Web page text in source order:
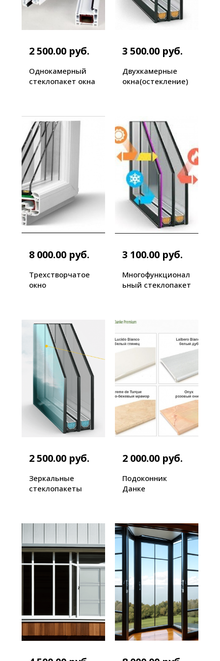
2 500.00 руб.
Однокамерный
стеклопакет окна
3 500.00 руб.
Двухкамерные
окна(остекление)
8 000.00 руб.
Трехстворчатое
окно
3 100.00 руб.
Многофункционал
ьный стеклопакет
2 500.00 руб.
Зеркальные
стеклопакеты
2 000.00 руб.
Подоконник
Данке